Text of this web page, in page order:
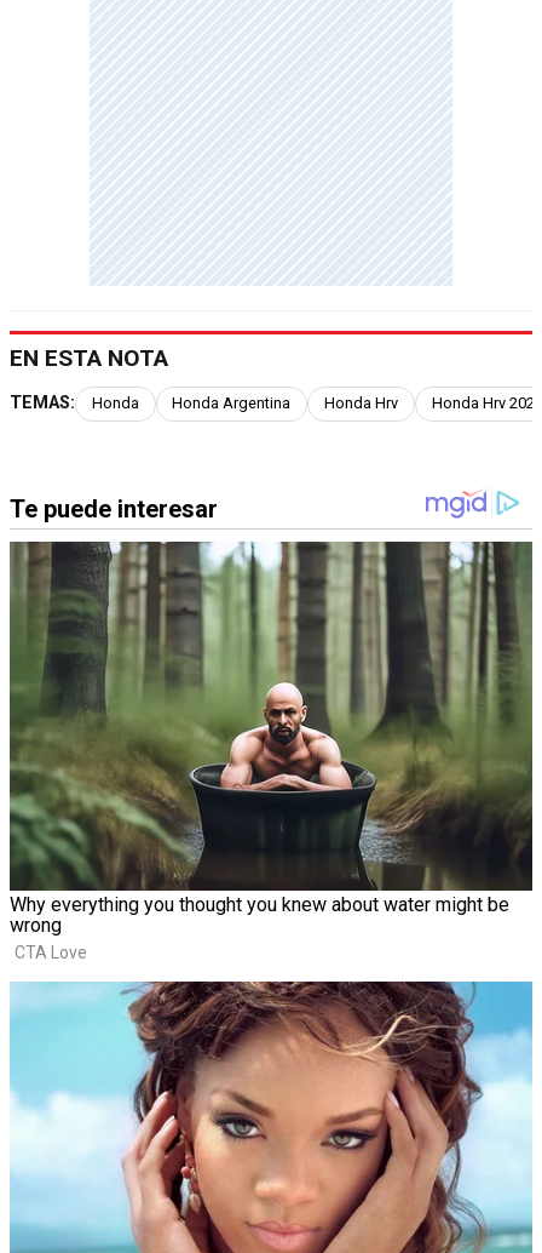
EN ESTA NOTA
TEMAS: Honda Honda Argentina Honda Hrv Honda Hrv 2021